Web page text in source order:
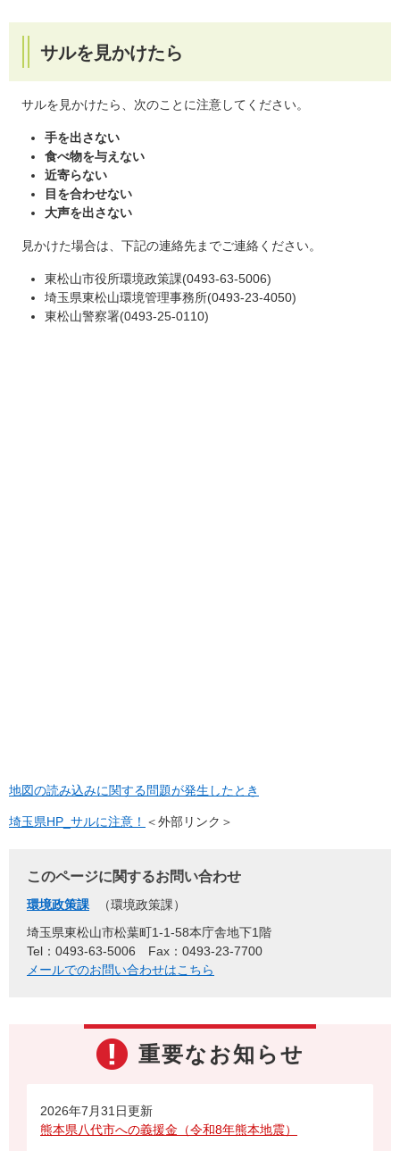
サルを見かけたら
サルを見かけたら、次のことに注意してください。
手を出さない
食べ物を与えない
近寄らない
目を合わせない
大声を出さない
見かけた場合は、下記の連絡先までご連絡ください。
東松山市役所環境政策課(0493-63-5006)
埼玉県東松山環境管理事務所(0493-23-4050)
東松山警察署(0493-25-0110)
地図の読み込みに関する問題が発生したとき
埼玉県HP_サルに注意！ ＜外部リンク＞
このページに関するお問い合わせ
環境政策課
環境政策課
埼玉県東松山市松葉町1-1-58本庁舎地下1階
Tel：0493-63-5006
Fax：0493-23-7700
メールでのお問い合わせはこちら
重要なお知らせ
2026年7月31日更新
熊本県八代市への義援金（令和8年熊本地震）